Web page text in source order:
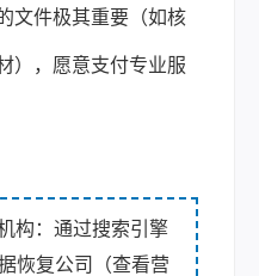
文件极其重要（如核
），愿意支付专业服
构：通过搜索引擎
恢复公司（查看营